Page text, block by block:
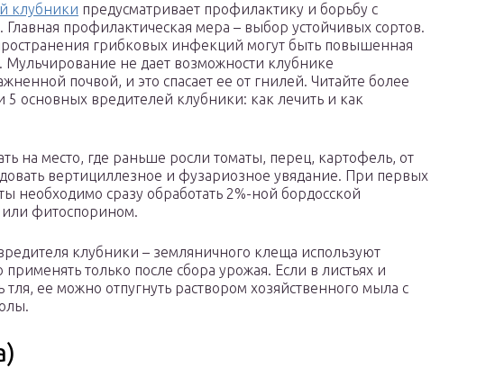
клубники предусматривает профилактику и борьбу с
профилактическая мера – выбор устойчивых сортов.
грибковых инфекций могут быть повышенная
Мульчирование не дает возможности клубнике
почвой, и это спасает ее от гнилей. Читайте более
основных вредителей клубники: как лечить и как
на место, где раньше росли томаты, перец, картофель, от
вертициллезное и фузариозное увядание. При первых
необходимо сразу обработать 2%-ной бордосской
фитоспорином.
клубники – земляничного клеща используют
только после сбора урожая. Если в листьях и
тля, ее можно отпугнуть раствором хозяйственного мыла с